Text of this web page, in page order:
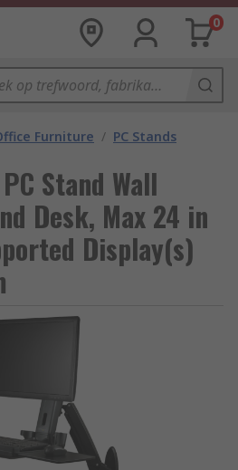
0
Furniture / PC Stands
Stand Wall
Desk, Max 24 in
Display(s)